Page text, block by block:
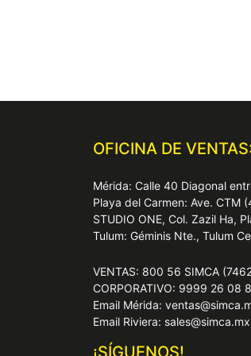
OFICINA DE
Mérida: Calle 40 Diagonal
Playa del Carmen: Ave. CTM
STUDIO ONE, Col. Zazil Ha,
Tulum: Géminis Nte., Tulum
VENTAS: 800 56 SIMCA
CORPORATIVO: 9999 26 08
Email Mérida:
Email Riviera: sales@simca.mx
¡SÍGUENOS!